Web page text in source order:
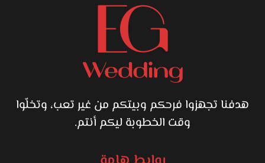
هدفنا تجهزوا فرحكم وبيتكم من غير تعب، وتخلّوا
وقت الخطوبة ليكم أنتم.